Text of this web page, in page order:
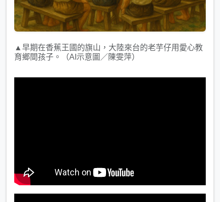
▲早期在香蕉王國的旗山，大陸來台的老芋仔用愛心教
育鄉間孩子。（AI示意圖／陳雯萍）